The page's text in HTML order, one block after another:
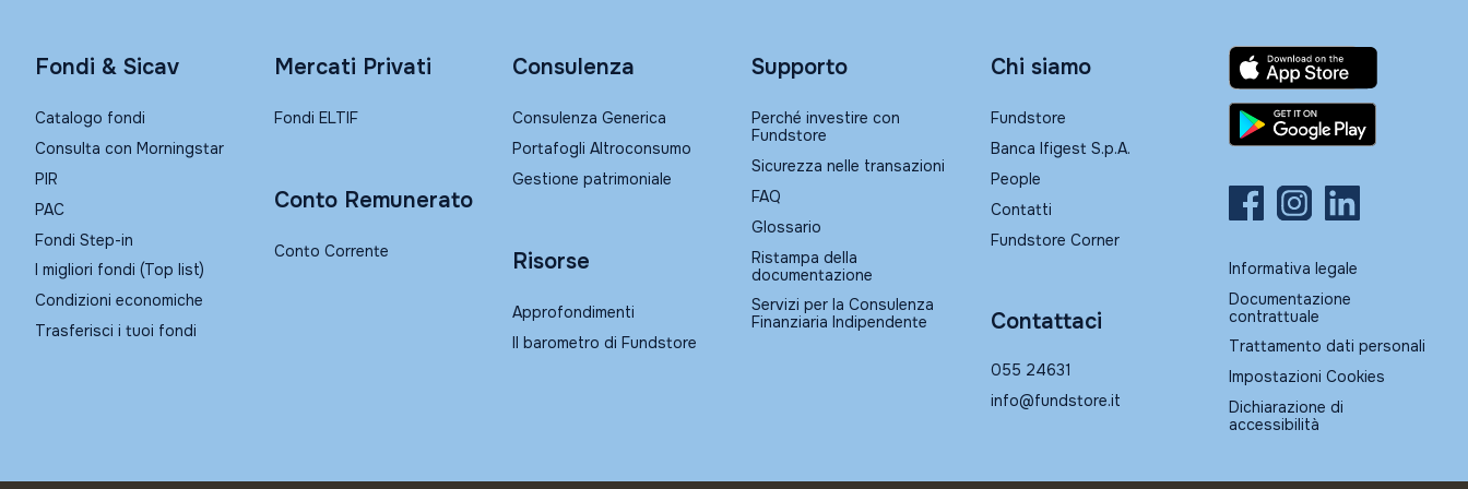
Fondi & Sicav
Catalogo fondi
Consulta con Morningstar
PIR
PAC
Fondi Step-in
I migliori fondi (Top list)
Condizioni economiche
Trasferisci i tuoi fondi
Mercati Privati
Fondi ELTIF
Conto Remunerato
Conto Corrente
Consulenza
Consulenza Generica
Portafogli Altroconsumo
Gestione patrimoniale
Risorse
Approfondimenti
Il barometro di Fundstore
Supporto
Perché investire con
Fundstore
Sicurezza nelle transazioni
FAQ
Glossario
Ristampa della
documentazione
Servizi per la Consulenza
Finanziaria Indipendente
Chi siamo
Fundstore
Banca Ifigest S.p.A.
People
Contatti
Fundstore Corner
Contattaci
055 24631
info@fundstore.it
Informativa legale
Documentazione
contrattuale
Trattamento dati personali
Impostazioni Cookies
Dichiarazione di
accessibilità